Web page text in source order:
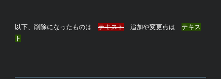
以下、削除になったものは テキスト 追加や変更点は テキス
ト